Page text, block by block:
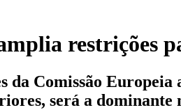
restrições
da Comissão
será a